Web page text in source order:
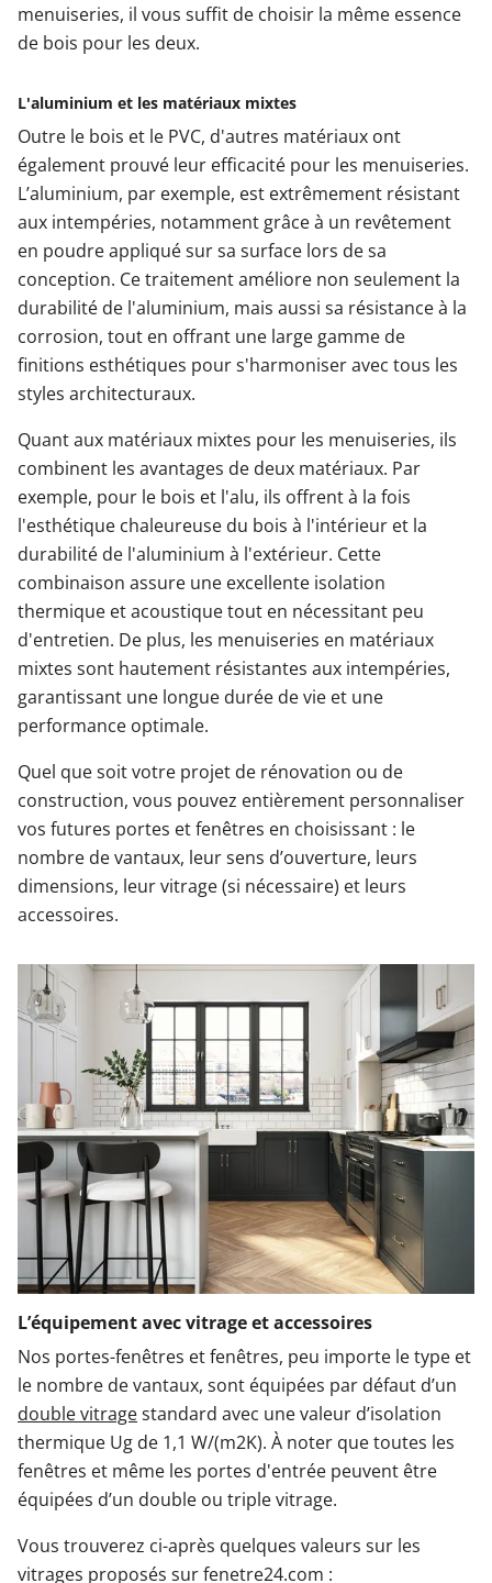
menuiseries, il vous suffit de choisir la même essence
de bois pour les deux.
L'aluminium et les matériaux mixtes
Outre le bois et le PVC, d'autres matériaux ont
également prouvé leur efficacité pour les menuiseries.
L’aluminium, par exemple, est extrêmement résistant
aux intempéries, notamment grâce à un revêtement
en poudre appliqué sur sa surface lors de sa
conception. Ce traitement améliore non seulement la
durabilité de l'aluminium, mais aussi sa résistance à la
corrosion, tout en offrant une large gamme de
finitions esthétiques pour s'harmoniser avec tous les
styles architecturaux.
Quant aux matériaux mixtes pour les menuiseries, ils
combinent les avantages de deux matériaux. Par
exemple, pour le bois et l'alu, ils offrent à la fois
l'esthétique chaleureuse du bois à l'intérieur et la
durabilité de l'aluminium à l'extérieur. Cette
combinaison assure une excellente isolation
thermique et acoustique tout en nécessitant peu
d'entretien. De plus, les menuiseries en matériaux
mixtes sont hautement résistantes aux intempéries,
garantissant une longue durée de vie et une
performance optimale.
Quel que soit votre projet de rénovation ou de
construction, vous pouvez entièrement personnaliser
vos futures portes et fenêtres en choisissant : le
nombre de vantaux, leur sens d’ouverture, leurs
dimensions, leur vitrage (si nécessaire) et leurs
accessoires.
L’équipement avec vitrage et accessoires
Nos portes-fenêtres et fenêtres, peu importe le type et
le nombre de vantaux, sont équipées par défaut d’un
double vitragestandard avec une valeur d’isolation
thermique Ug de 1,1 W/(m2K). À noter que toutes les
fenêtres et même les portes d'entrée peuvent être
équipées d’un double ou triple vitrage.
Vous trouverez ci-après quelques valeurs sur les
vitrages proposés sur fenetre24.com :